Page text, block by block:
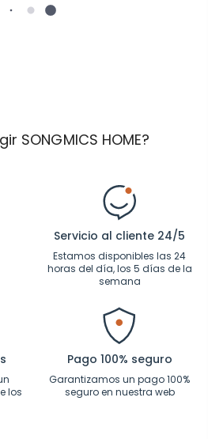
SONGMICS HOME?
Servicio al cliente 24/5
Estamos disponibles las 24
horas del día, los 5 días de la
semana
los
Pago 100% seguro
Garantizamos un pago 100%
seguro en nuestra web